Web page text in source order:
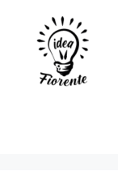
contenuto